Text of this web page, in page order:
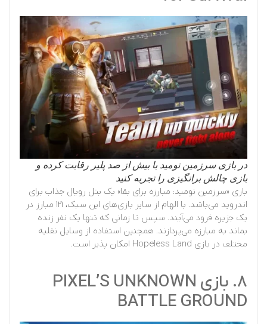
در بازی سرزمین نومید با بیش از صد پلیر رقابت کرده و
بازی چالش برانگیزی را تجربه کنید
بازی «سرزمین نومید: مبارزه برای بقا» یک بتل رویال جذاب برای
اندروید می‌باشد. با الهام از سایر بازی‌های این سبک، ۱۲۱ مبارز در
یک جزیره فرود می‌آیند. سپس تا زمانی که تنها یک نفر زنده
بماند به مبارزه می‌پردازند. همچنین استفاده از وسایل نقلیه
مختلف در بازی Hopeless Land امکان پذیر است.
۸. بازی PIXEL’S UNKNOWN
BATTLE GROUND